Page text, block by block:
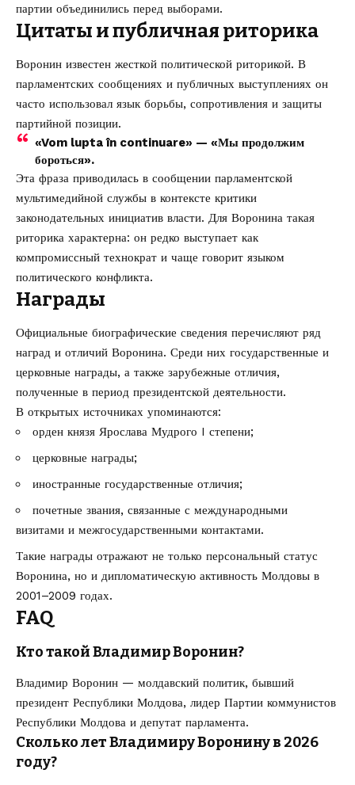
партии объединились перед выборами.
Цитаты и публичная риторика
Воронин известен жесткой политической риторикой. В
парламентских сообщениях и публичных выступлениях он
часто использовал язык борьбы, сопротивления и защиты
партийной позиции.
«Vom lupta în continuare» — «Мы продолжим
бороться».
Эта фраза приводилась в сообщении парламентской
мультимедийной службы в контексте критики
законодательных инициатив власти. Для Воронина такая
риторика характерна: он редко выступает как
компромиссный технократ и чаще говорит языком
политического конфликта.
Награды
Официальные биографические сведения перечисляют ряд
наград и отличий Воронина. Среди них государственные и
церковные награды, а также зарубежные отличия,
полученные в период президентской деятельности.
В открытых источниках упоминаются:
орден князя Ярослава Мудрого I степени;
церковные награды;
иностранные государственные отличия;
почетные звания, связанные с международными
визитами и межгосударственными контактами.
Такие награды отражают не только персональный статус
Воронина, но и дипломатическую активность Молдовы в
2001–2009 годах.
FAQ
Кто такой Владимир Воронин?
Владимир Воронин — молдавский политик, бывший
президент Республики Молдова, лидер Партии коммунистов
Республики Молдова и депутат парламента.
Сколько лет Владимиру Воронину в 2026
году?